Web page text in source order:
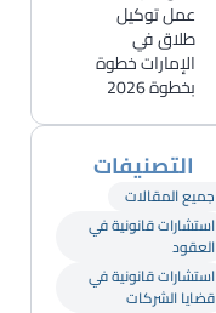
عمل توكيل
طلاق في
الإمارات خطوة
بخطوة 2026
التصنيفات
جميع المقالات
استشارات قانونية في
العقود
استشارات قانونية في
قضايا الشركات